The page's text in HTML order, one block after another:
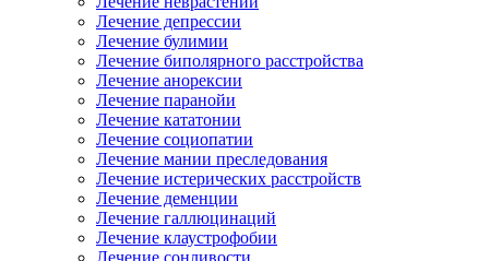
Лечение депрессии
Лечение булимии
Лечение биполярного расстройства
Лечение анорексии
Лечение паранойи
Лечение кататонии
Лечение социопатии
Лечение мании преследования
Лечение истерических расстройств
Лечение деменции
Лечение галлюцинаций
Лечение клаустрофобии
Лечение сонливости